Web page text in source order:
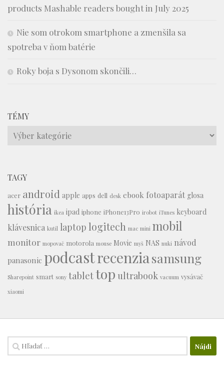
products Mashable readers bought in July 2025
Nie som otrokom smartphone a zmenšila sa
spotreba v ňom batérie
Roky boja s Dysonom skončili…
TÉMY
Témy
TAGY
acer android apple apps dell desk ebook fotoaparát glosa
história ikea ipad iphone iPhone13Pro irobot iTunes keyboard
klávesnica kutil laptop logitech mac mini mobil
monitor mopovač motorola mouse Movie myš NAS nuki návod
panasonic podcastrecenziasamsung
Sharepoint smart sony tablettop ultrabook vacuum vysávač
xiaomi
Hľadať: